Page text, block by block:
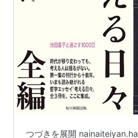
つづきを展開